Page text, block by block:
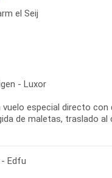
el Seij
- Luxor
vuelo especial directo
de maletas, traslado
Edfu